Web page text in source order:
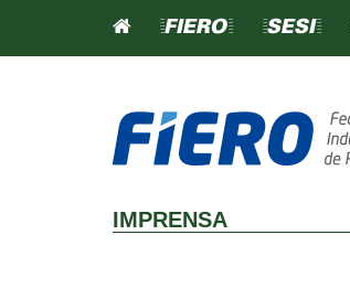
=FIERO= =SESI=
IMPRENSA